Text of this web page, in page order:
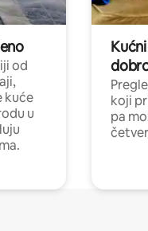
od
kuće
u
koji
pa